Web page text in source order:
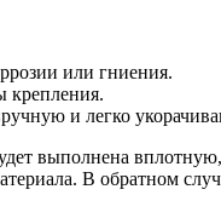
или гниения.
крепления.
и легко
выполнена
В обратном